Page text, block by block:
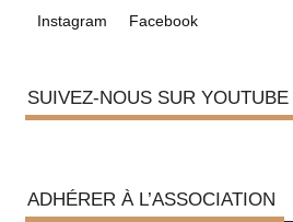
Instagram Facebook
SUIVEZ-NOUS SUR YOUTUBE
ADHÉRER À L’ASSOCIATION